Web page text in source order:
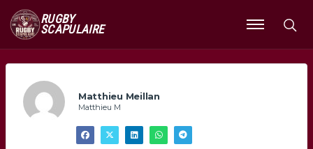
RUGBY
SCAPULAIRE
Ouvrir
le
Matthieu Meillan
Matthieu M